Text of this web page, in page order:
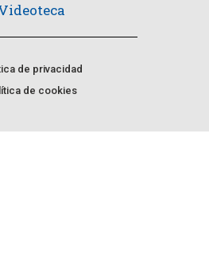
de privacidad
de cookies